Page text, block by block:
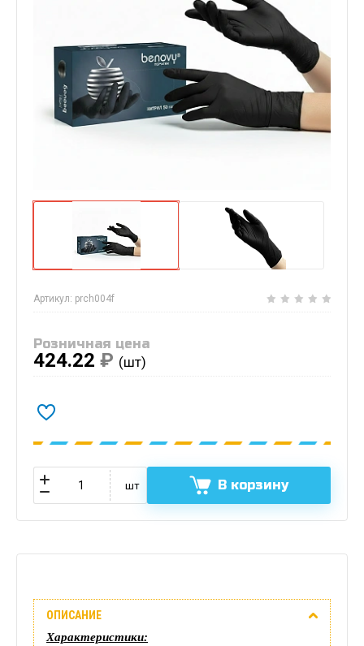
Артикул: prch004f
Розничная цена
424.22 ₽ (шт)
шт В корзину
Отзывы
ОПИСАНИЕ
Характеристики: